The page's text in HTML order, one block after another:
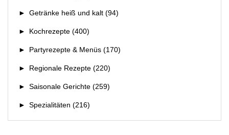
► Getränke heiß und kalt (94)
► Kochrezepte (400)
► Partyrezepte & Menüs (170)
► Regionale Rezepte (220)
► Saisonale Gerichte (259)
► Spezialitäten (216)